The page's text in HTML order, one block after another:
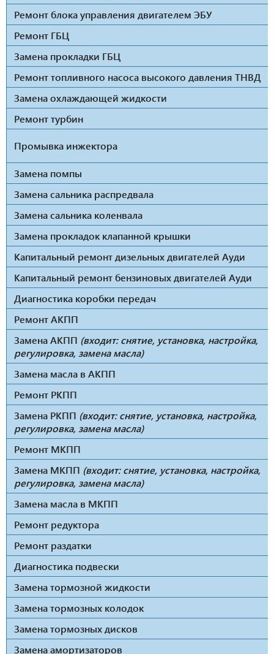
Ремонт блока управления двигателем ЭБУ
Ремонт ГБЦ
Замена прокладки ГБЦ
Ремонт топливного насоса высокого давления ТНВД
Замена охлаждающей жидкости
Ремонт турбин
Промывка инжектора
Замена помпы
Замена сальника распредвала
Замена сальника коленвала
Замена прокладок клапанной крышки
Капитальный ремонт дизельных двигателей Ауди
Капитальный ремонт бензиновых двигателей Ауди
Диагностика коробки передач
Ремонт АКПП
Замена АКПП (входит: снятие, установка, настройка,
регулировка, замена масла)
Замена масла в АКПП
Ремонт РКПП
Замена РКПП (входит: снятие, установка, настройка,
регулировка, замена масла)
Ремонт МКПП
Замена МКПП (входит: снятие, установка, настройка,
регулировка, замена масла)
Замена масла в МКПП
Ремонт редуктора
Ремонт раздатки
Диагностика подвески
Замена тормозной жидкости
Замена тормозных колодок
Замена тормозных дисков
Замена амортизаторов